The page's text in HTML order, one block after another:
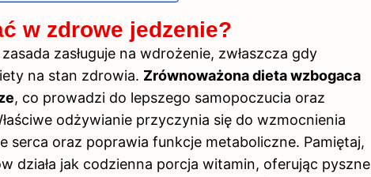
w zdrowe jedzenie?
zasługuje na wdrożenie, zwłaszcza gdy
na stan zdrowia. Zrównoważonadietawzbogaca
, co prowadzi do lepszego samopoczucia oraz
odżywianie przyczynia się do wzmocnienia
serca oraz poprawia funkcje metaboliczne. Pamiętaj,
działa jak codzienna porcja witamin, oferując pyszne